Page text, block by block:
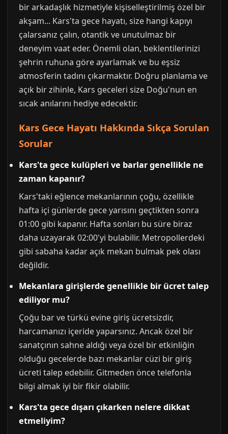
bir arkadaşlık hizmetiyle kişiselleştirilmiş özel bir
akşam... Kars'ta gece hayatı, size hangi kapıyı
çalarsanız çalın, otantik ve unutulmaz bir
deneyim vaat eder. Önemli olan, beklentilerinizi
şehrin ruhuna göre ayarlamak ve bu eşsiz
atmosferin tadını çıkarmaktır. Doğru planlama ve
açık bir zihinle, Kars geceleri size Doğu'nun en
sıcak anılarını hediye edecektir.
Kars Gece Hayatı Hakkında Sıkça Sorulan
Sorular
Kars'ta gece kulüpleri ve barlar genellikle ne
zaman kapanır?
Kars'taki eğlence mekanlarının çoğu, özellikle
hafta içi günlerde gece yarısını geçtikten sonra
01:00 gibi kapanır. Hafta sonları bu süre biraz
daha uzayarak 02:00'yi bulabilir. Metropollerdeki
gibi sabaha kadar açık mekan bulmak pek olası
değildir.
Mekanlara girişlerde genellikle bir ücret talep
ediliyor mu?
Çoğu bar ve türkü evine giriş ücretsizdir,
harcamanızı içeride yaparsınız. Ancak özel bir
sanatçının sahne aldığı veya özel bir etkinliğin
olduğu gecelerde bazı mekanlar cüzi bir giriş
ücreti talep edebilir. Gitmeden önce telefonla
bilgi almak iyi bir fikir olabilir.
Kars'ta gece dışarı çıkarken nelere dikkat
etmeliyim?